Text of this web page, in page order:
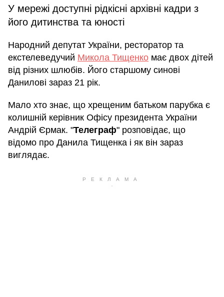
У мережі доступні рідкісні архівні кадри з
його дитинства та юності
Народний депутат України, ресторатор та
екстелеведучий Микола Тищенко має двох дітей
від різних шлюбів. Його старшому синові
Данилові зараз 21 рік.
Мало хто знає, що хрещеним батьком парубка є
колишній керівник Офісу президента України
Андрій Єрмак. "Телеграф" розповідає, що
відомо про Данила Тищенка і як він зараз
виглядає.